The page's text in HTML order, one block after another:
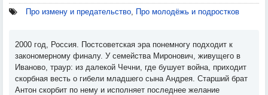
Про измену и предательство, Про молодёжь и подростков
2000 год, Россия. Постсоветская эра понемногу подходит к
закономерному финалу. У семейства Миронович, живущего в
Иваново, траур: из далекой Чечни, где бушует война, приходит
скорбная весть о гибели младшего сына Андрея. Старший брат
Антон скорбит по нему и исполняет последнее желание